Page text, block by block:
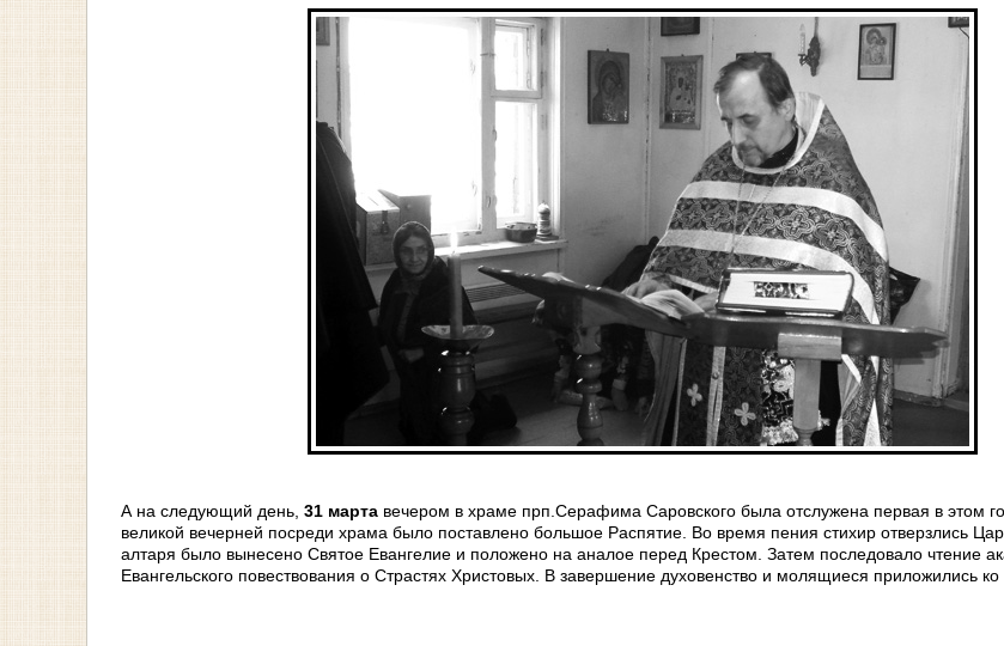
А на следующий день, 31 марта вечером в храме прп.Серафима Саровского была отслужена первая в этом
великой вечерней посреди храма было поставлено большое Распятие. Во время пения стихир отверзлись
алтаря было вынесено Святое Евангелие и положено на аналое перед Крестом. Затем последовало чтение
Евангельского повествования о Страстях Христовых. В завершение духовенство и молящиеся приложились ко